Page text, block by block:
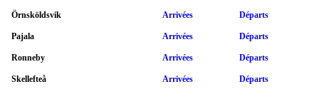
Örnsköldsvik Arrivées Départs
Pajala Arrivées Départs
Ronneby Arrivées Départs
Skellefteå Arrivées Départs